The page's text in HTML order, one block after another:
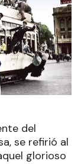
del
se refirió al
glorioso